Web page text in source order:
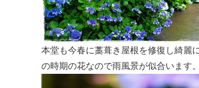
本堂も今春に藁葺き屋根を修復し綺
の時期の花なので雨風景が似合います。